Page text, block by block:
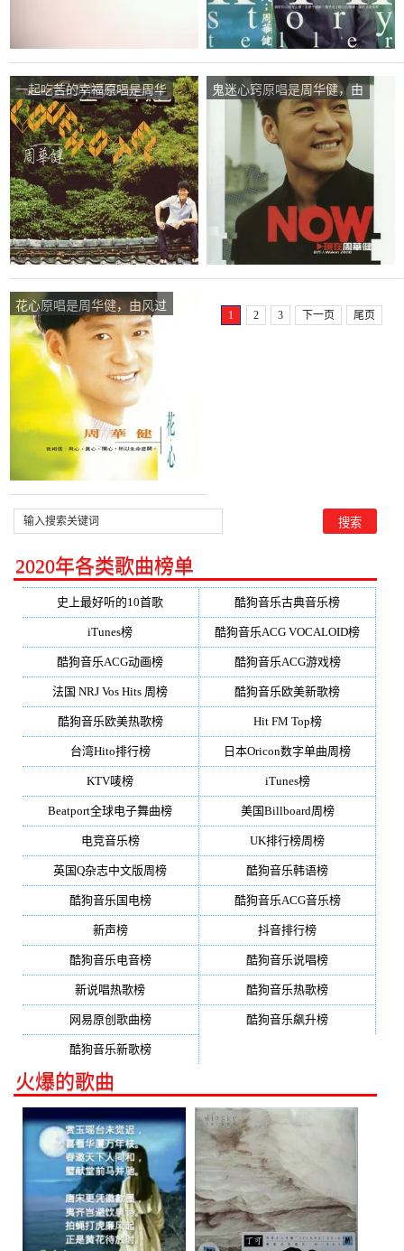
一起吃苦的幸福原唱是周华
健，由蕙质兰心翻唱(播
放:34)
鬼迷心窍原唱是周华健，由
爱我你不配翻唱(播放:53)
花心原唱是周华健，由风过
泪无痕翻唱(播放:80)
1 2 3 下一页 尾页
2020年各类歌曲榜单
史上最好听的10首歌 酷狗音乐古典音乐榜
iTunes榜 酷狗音乐ACG VOCALOID榜
酷狗音乐ACG动画榜 酷狗音乐ACG游戏榜
法国 NRJ Vos Hits 周榜 酷狗音乐欧美新歌榜
酷狗音乐欧美热歌榜 Hit FM Top榜
台湾Hito排行榜 日本Oricon数字单曲周榜
KTV唛榜 iTunes榜
Beatport全球电子舞曲榜 美国Billboard周榜
电竞音乐榜 UK排行榜周榜
英国Q杂志中文版周榜 酷狗音乐韩语榜
酷狗音乐国电榜 酷狗音乐ACG音乐榜
新声榜 抖音排行榜
酷狗音乐电音榜 酷狗音乐说唱榜
新说唱热歌榜 酷狗音乐热歌榜
网易原创歌曲榜 酷狗音乐飙升榜
酷狗音乐新歌榜
火爆的歌曲